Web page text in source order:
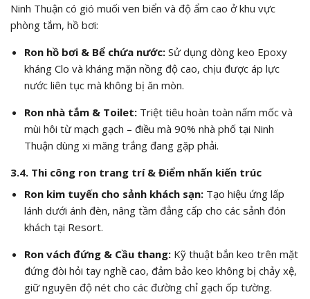
Ninh Thuận có gió muối ven biển và độ ẩm cao ở khu vực
phòng tắm, hồ bơi:
Ron hồ bơi & Bể chứa nước:Sử dụng dòng keo Epoxy
kháng Clo và kháng mặn nồng độ cao, chịu được áp lực
nước liên tục mà không bị ăn mòn.
Ron nhà tắm & Toilet:Triệt tiêu hoàn toàn nấm mốc và
mùi hôi từ mạch gạch – điều mà 90% nhà phố tại Ninh
Thuận dùng xi măng trắng đang gặp phải.
3.4. Thi công ron trang trí & Điểm nhấn kiến trúc
Ron kim tuyến cho sảnh khách sạn:Tạo hiệu ứng lấp
lánh dưới ánh đèn, nâng tầm đẳng cấp cho các sảnh đón
khách tại Resort.
Ron vách đứng & Cầu thang:Kỹ thuật bắn keo trên mặt
đứng đòi hỏi tay nghề cao, đảm bảo keo không bị chảy xệ,
giữ nguyên độ nét cho các đường chỉ gạch ốp tường.